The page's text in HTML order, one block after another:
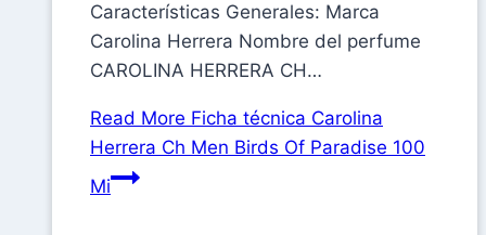
Características Generales: Marca
Carolina Herrera Nombre del perfume
CAROLINA HERRERA CH…
Read More Ficha técnica Carolina
Herrera Ch Men Birds Of Paradise 100
Mi